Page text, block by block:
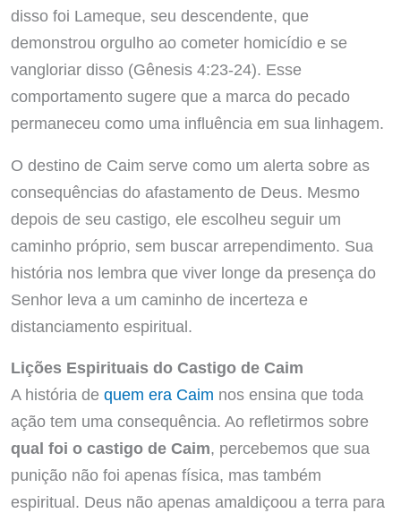
disso foi Lameque, seu descendente, que
demonstrou orgulho ao cometer homicídio e se
vangloriar disso (Gênesis 4:23-24). Esse
comportamento sugere que a marca do pecado
permaneceu como uma influência em sua linhagem.
O destino de Caim serve como um alerta sobre as
consequências do afastamento de Deus. Mesmo
depois de seu castigo, ele escolheu seguir um
caminho próprio, sem buscar arrependimento. Sua
história nos lembra que viver longe da presença do
Senhor leva a um caminho de incerteza e
distanciamento espiritual.
Lições Espirituais do Castigo de Caim
A história de quem era Caim nos ensina que toda
ação tem uma consequência. Ao refletirmos sobre
qual foi o castigo de Caim, percebemos que sua
punição não foi apenas física, mas também
espiritual. Deus não apenas amaldiçoou a terra para